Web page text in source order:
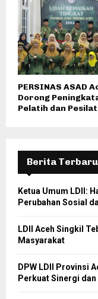
PERSINAS ASAD
Dorong
Pelatih dan
Berita Terbaru
Ketua Umum LDII:
Perubahan Sosial
LDII Aceh Singkil
Masyarakat
DPW LDII Provinsi
Perkuat Sinergi dan